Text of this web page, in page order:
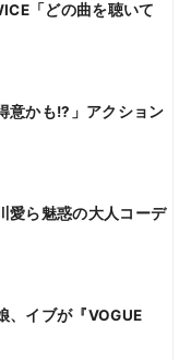
「どの曲を聴いて
意かも!?」アクション
愛ら魅惑の大人コーデ
、イブが『VOGUE